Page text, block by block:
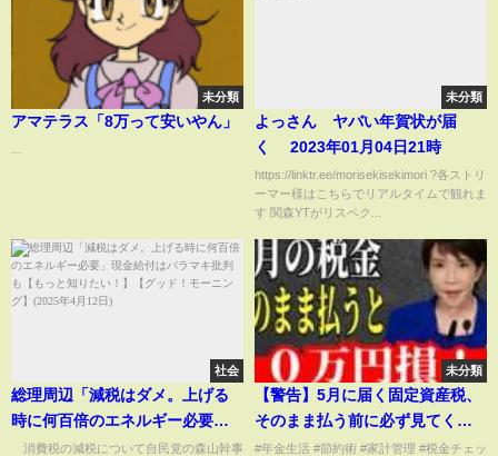
未分類
アマテラス「8万って安いやん」
未分類
よっさん ヤバい年賀状が届
く 2023年01月04日21時
https://linktr.ee/morisekisekimori ?各ストリ
ーマー様はこちらでリアルタイムで観れま
す 関森YTがリスペク...
社会
総理周辺「減税はダメ。上げる
時に何百倍のエネルギー必要」
現金給付はバラマキ批判も【も
消費税の減税について自民党の森山幹事
未分類
【警告】5月に届く固定資産税、
そのまま払う前に必ず見てくだ
さい！知らないままだと10万円
#年金生活 #節約術 #家計管理 #税金チェッ